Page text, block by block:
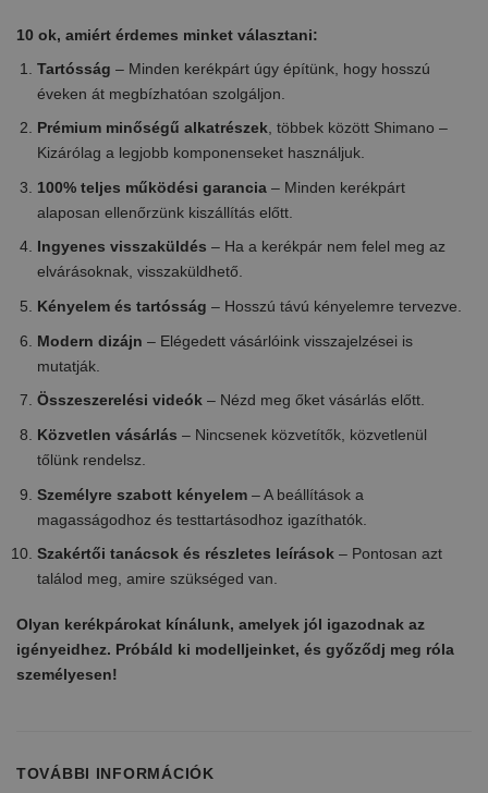
10 ok, amiért érdemes minket választani:
Tartósság – Minden kerékpárt úgy építünk, hogy hosszú
éveken át megbízhatóan szolgáljon.
Prémium minőségű alkatrészek, többek között Shimano –
Kizárólag a legjobb komponenseket használjuk.
100% teljes működési garancia– Minden kerékpárt
alaposan ellenőrzünk kiszállítás előtt.
Ingyenes visszaküldés – Ha a kerékpár nem felel meg az
elvárásoknak, visszaküldhető.
Kényelem és tartósság – Hosszú távú kényelemre tervezve.
Modern dizájn – Elégedett vásárlóink visszajelzései is
mutatják.
Összeszerelési videók– Nézd meg őket vásárlás előtt.
Közvetlen vásárlás – Nincsenek közvetítők, közvetlenül
tőlünk rendelsz.
Személyre szabott kényelem– A beállítások a
magasságodhoz és testtartásodhoz igazíthatók.
Szakértői tanácsok és részletes leírások– Pontosan azt
találod meg, amire szükséged van.
Olyan kerékpárokat kínálunk, amelyek jól igazodnak az
igényeidhez. Próbáld ki modelljeinket, és győződj meg róla
személyesen!
TOVÁBBI INFORMÁCIÓK